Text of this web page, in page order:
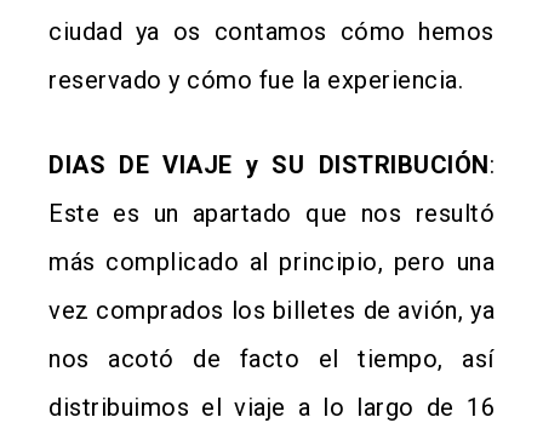
ciudad ya os contamos cómo hemos
reservado y cómo fue la experiencia.
DIAS DE VIAJE y SU DISTRIBUCIÓN:
Este es un apartado que nos resultó
más complicado al principio, pero una
vez comprados los billetes de avión, ya
nos acotó de facto el tiempo, así
distribuimos el viaje a lo largo de 16